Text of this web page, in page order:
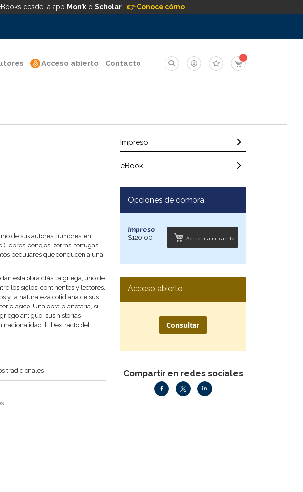
desde la app Mon’k oScholar 👉 Conoce cómo
Acceso abierto Contacto Mi carrito
de sus autores cumbres, en
conejos, zorras, tortugas,
peculiares que conducen a una
esta obra clásica griega, uno de
los siglos, continentes y lectores.
y la naturaleza cotidiana de sus
clásico. Una obra planetaria, si
antiguo, sus historias
[...] (extracto del
tradicionales
Impreso
eBook
Opciones de compra
Impreso
$120.00
Agregar a mi carrito
Acceso abierto
Consultar
Compartir en redes sociales